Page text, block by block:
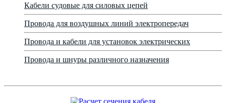
Кабели судовые для силовых цепей
Провода для воздушных линий электропередач
Провода и кабели для установок электрических
Провода и шнуры различного назначения